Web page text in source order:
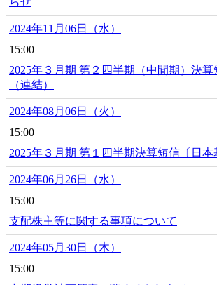
2024年11月06日（水）
15:00
2025年３月期 第２四半期（中間期）決算
（連結）
2024年08月06日（火）
15:00
2025年３月期 第１四半期決算短信〔日本
2024年06月26日（水）
15:00
支配株主等に関する事項について
2024年05月30日（木）
15:00